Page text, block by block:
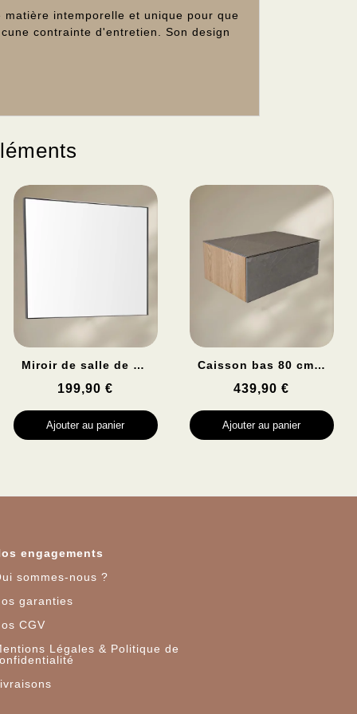
intemporelle et unique pour que
contrainte d'entretien. Son design
Aperçu rapide Miroir de salle de bain 90cm BOFI
199,90 €
Ajouter au panier
Aperçu rapide Caisson bas 80 cm -1 tiroir CHADOW
439,90 €
Ajouter au panier
engagements
sommes-nous ?
garanties
CGV
Légales & Politique de